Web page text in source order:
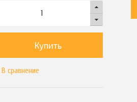
Купить
В сравнение